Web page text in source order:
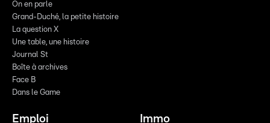
On en parle
Grand-Duché, la petite histoire
La question X
Une table, une histoire
Journal St
Boîte à archives
Face B
Dans le Game
Emploi Immo